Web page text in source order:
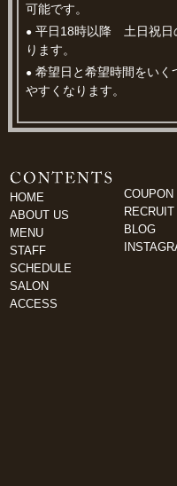
可能です。
● 平日18時以降 土日祝日
ります。
● 希望日と希望時間をいく
やすくなります。
HOME
ABOUT US
MENU
STAFF
SCHEDULE
SALON
ACCESS
COUPON
RECRUIT
BLOG